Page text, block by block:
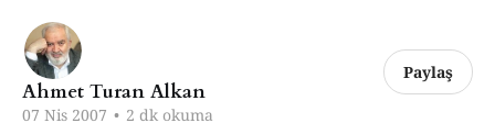
Ahmet Turan Alkan
07 Nis 2007 • 2 dk okuma
Paylaş